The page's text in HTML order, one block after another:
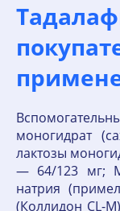
моногидрат
лактозы
— 64/123 мг;
натрия
(Коллидон CL-